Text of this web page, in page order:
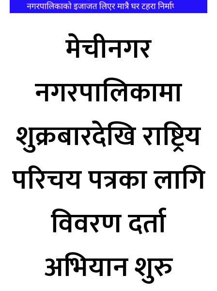
मेचीनगर
नगरपालिकामा
शुक्रबारदेखि राष्ट्रिय
परिचय पत्रका लागि
विवरण दर्ता
अभियान शुरु